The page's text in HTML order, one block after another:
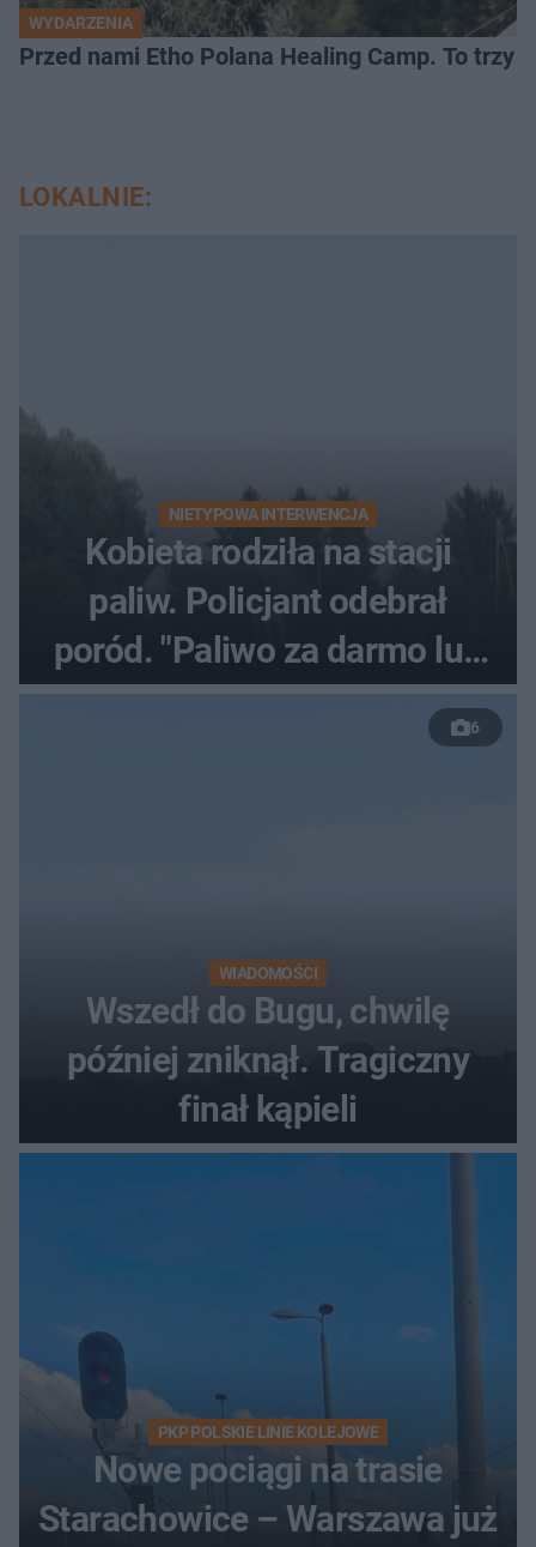
WYDARZENIA
Przed nami Etho Polana Healing Camp. To trzy
LOKALNIE:
NIETYPOWA INTERWENCJA
Kobieta rodziła na stacji
paliw. Policjant odebrał
poród. "Paliwo za darmo lub
50 %!"
6
WIADOMOŚCI
Wszedł do Bugu, chwilę
później zniknął. Tragiczny
finał kąpieli
PKP POLSKIE LINIE KOLEJOWE
Nowe pociągi na trasie
Starachowice – Warszawa już